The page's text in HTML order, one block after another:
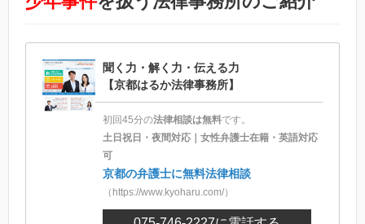
聞く力・解く力・伝える力
【京都はるか法律事務所】
初回45分の法律相談は無料です。
土日祝日・夜間対応｜女性弁護士在籍・英語対応
可
京都の弁護士に無料法律相談
（https://www.kyoharu.com/）